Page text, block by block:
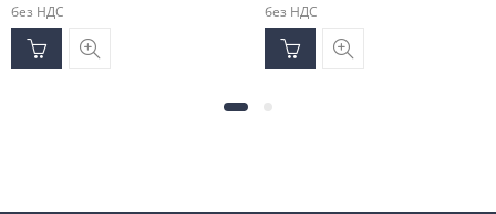
без НДС без НДС